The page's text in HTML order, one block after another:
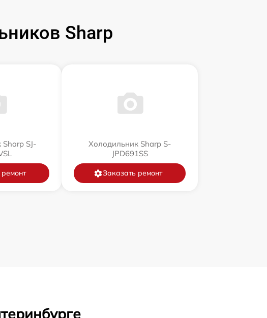
Sharp
SJ-
Холодильник Sharp S-
JPD691SS
Заказать ремонт